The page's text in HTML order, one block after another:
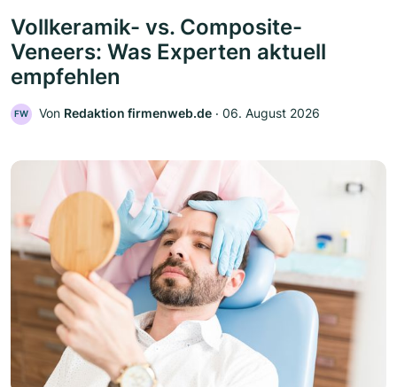
Vollkeramik- vs. Composite-
Veneers: Was Experten aktuell
empfehlen
FW Von Redaktion firmenweb.de ‧ 06. August 2026